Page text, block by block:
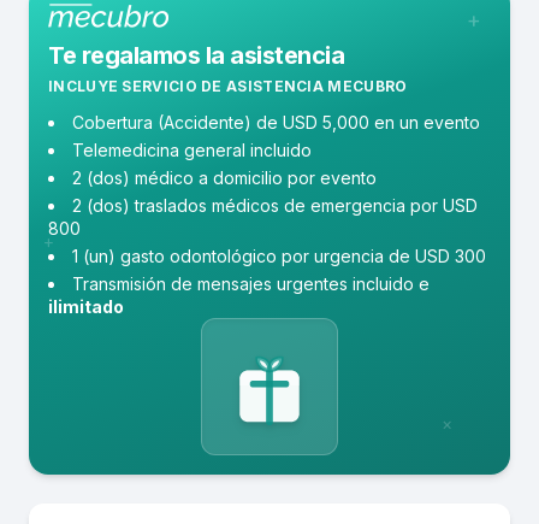
+
×
+
Te regalamos la asistencia
INCLUYE SERVICIO DE ASISTENCIA MECUBRO
Cobertura (Accidente) de USD 5,000 en un evento
Telemedicina general incluido
2 (dos) médico a domicilio por evento
2 (dos) traslados médicos de emergencia por USD
800
1 (un) gasto odontológico por urgencia de USD 300
Transmisión de mensajes urgentes incluido e
ilimitado